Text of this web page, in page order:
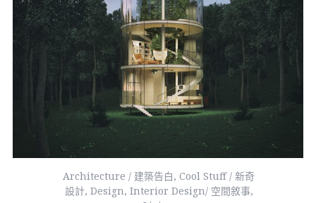
Architecture / 建築告白,Cool Stuff / 新奇
設計, Design, Interior Design/ 空間敘事,